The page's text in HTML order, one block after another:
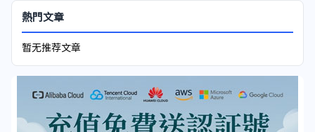
熱門文章
暂无推荐文章